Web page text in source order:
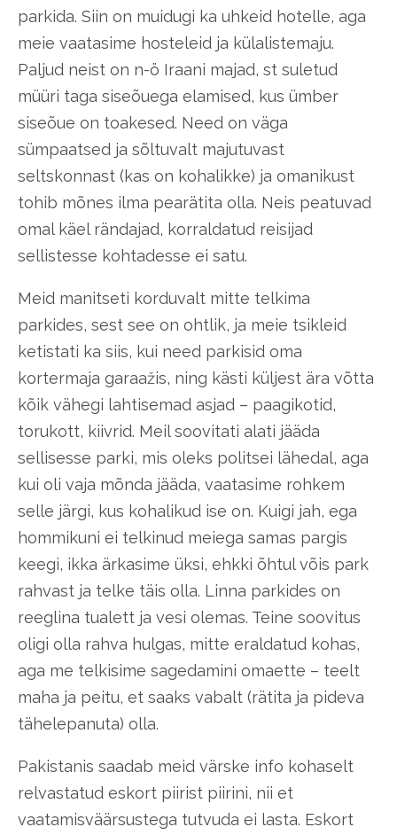
parkida. Siin on muidugi ka uhkeid hotelle, aga
meie vaatasime hosteleid ja külalistemaju.
Paljud neist on n-ö Iraani majad, st suletud
müüri taga siseõuega elamised, kus ümber
siseõue on toakesed. Need on väga
sümpaatsed ja sõltuvalt majutuvast
seltskonnast (kas on kohalikke) ja omanikust
tohib mõnes ilma pearätita olla. Neis peatuvad
omal käel rändajad, korraldatud reisijad
sellistesse kohtadesse ei satu.
Meid manitseti korduvalt mitte telkima
parkides, sest see on ohtlik, ja meie tsikleid
ketistati ka siis, kui need parkisid oma
kortermaja garaažis, ning kästi küljest ära võtta
kõik vähegi lahtisemad asjad – paagikotid,
torukott, kiivrid. Meil soovitati alati jääda
sellisesse parki, mis oleks politsei lähedal, aga
kui oli vaja mõnda jääda, vaatasime rohkem
selle järgi, kus kohalikud ise on. Kuigi jah, ega
hommikuni ei telkinud meiega samas pargis
keegi, ikka ärkasime üksi, ehkki õhtul võis park
rahvast ja telke täis olla. Linna parkides on
reeglina tualett ja vesi olemas. Teine soovitus
oligi olla rahva hulgas, mitte eraldatud kohas,
aga me telkisime sagedamini omaette – teelt
maha ja peitu, et saaks vabalt (rätita ja pideva
tähelepanuta) olla.
Pakistanis saadab meid värske info kohaselt
relvastatud eskort piirist piirini, nii et
vaatamisväärsustega tutvuda ei lasta. Eskort